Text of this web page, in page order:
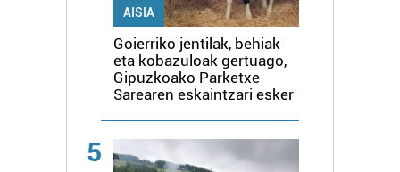
AISIA
Goierriko jentilak, behiak
eta kobazuloak gertuago,
Gipuzkoako Parketxe
Sarearen eskaintzari esker
5